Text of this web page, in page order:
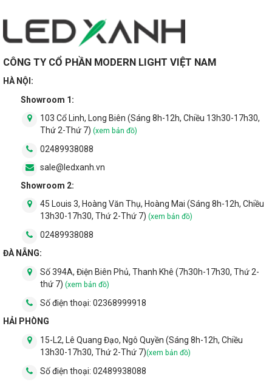
CÔNG TY CỔ PHẦN MODERN LIGHT VIỆT NAM
HÀ NỘI:
Showroom 1:
103 Cổ Linh, Long Biên (Sáng 8h-12h, Chiều 13h30-17h30,
Thứ 2-Thứ 7) (xem bản đồ)
02489938088
sale@ledxanh.vn
Showroom 2:
45 Louis 3, Hoàng Văn Thụ, Hoàng Mai (Sáng 8h-12h, Chiều
13h30-17h30, Thứ 2-Thứ 7) (xem bản đồ)
02489938088
ĐÀ NẴNG:
Số 394A, Điện Biên Phủ, Thanh Khê (7h30h-17h30, Thứ 2-
thứ 7) (xem bản đồ)
Số điện thoại: 02368999918
HẢI PHÒNG
15-L2, Lê Quang Đạo, Ngô Quyền (Sáng 8h-12h, Chiều
13h30-17h30, Thứ 2-Thứ 7)(xem bản đồ)
Số điện thoại: 02489938088